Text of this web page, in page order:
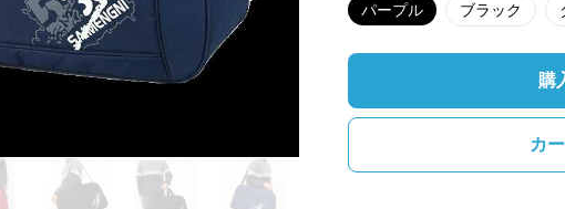
パープル ブラック
購
カ